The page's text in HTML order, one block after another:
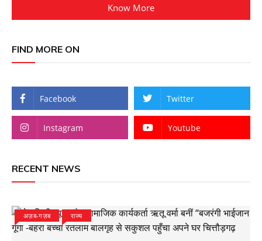
Know More
FIND MORE ON
Facebook Twitter
Instagram Youtube
RECENT NEWS
अज़ब-गज़ब राज्य